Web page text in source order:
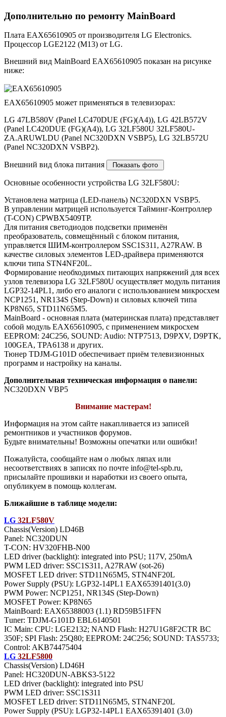
Дополнительно по ремонту MainBoard
Плата EAX65610905 от производителя LG Electronics.
Процессор LGE2122 (M13) от LG.
Внешний вид MainBoard EAX65610905 показан на рисунке
ниже:
EAX65610905 может применяться в телевизорах:
LG 47LB580V (Panel LC470DUE (FG)(A4)), LG 42LB572V
(Panel LC420DUE (FG)(A4)), LG 32LF580U 32LF580U-
ZA.ARUWLDU (Panel NC320DXN VSBP5), LG 32LB572U
(Panel NC320DXN VSBP2).
Внешний вид блока питания
Основные особенности устройства LG 32LF580U:
Установлена матрица (LED-панель) NC320DXN VSBP5.
В управлении матрицей используется Тайминг-Контроллер
(T-CON) CPWBX5409TP.
Для питания светодиодов подсветки применён
преобразователь, совмещённый с блоком питания,
управляется ШИМ-контроллером SSC1S311, A27RAW. В
качестве силовых элементов LED-драйвера применяются
ключи типа STN4NF20L.
Формирование необходимых питающих напряжений для всех
узлов телевизора LG 32LF580U осуществляет модуль питания
LGP32-14PL1, либо его аналоги c использованием микросхем
NCP1251, NR134S (Step-Down) и силовых ключей типа
KP8N65, STD11N65M5.
MainBoard - основная плата (материнская плата) представляет
собой модуль EAX65610905, с применением микросхем
EEPROM: 24C256, SOUND: Audio: NTP7513, D9PXV, D9PTK,
100GEA, TPA6138 и других.
Тюнер TDJM-G101D обеспечивает приём телевизионных
программ и настройку на каналы.
Дополнительная техническая информация о панели:
NC320DXN VBP5
Внимание мастерам!
Информация на этом сайте накапливается из записей
ремонтников и участников форумов.
Будьте внимательны! Возможны опечатки или ошибки!
Пожалуйста, сообщайте нам о любых ляпах или
несоответствиях в записях по почте info@tel-spb.ru,
присылайте прошивки и наработки из своего опыта,
опубликуем в помощь коллегам.
Ближайшие в таблице модели:
LG 32LF580V
Chassis(Version) LD46B
Panel: NC320DUN
T-CON: HV320FHB-N00
LED driver (backlight): integrated into PSU; 117V, 250mA
PWM LED driver: SSC1S311, A27RAW (sot-26)
MOSFET LED driver: STD11N65M5, STN4NF20L
Power Supply (PSU): LGP32-14PL1 EAX65391401(3.0)
PWM Power: NCP1251, NR134S (Step-Down)
MOSFET Power: KP8N65
MainBoard: EAX65388003 (1.1) RD59B51FFN
Тuner: TDJM-G101D EBL6140501
IC Main: CPU: LGE2132; NAND Flash: H27U1G8F2CTR BC
350F; SPI Flash: 25Q80; EEPROM: 24C256; SOUND: TAS5733;
Control: AKB74475404
LG 32LF5800
Chassis(Version) LD46H
Panel: HC320DUN-ABKS3-5122
LED driver (backlight): integrated into PSU
PWM LED driver: SSC1S311
MOSFET LED driver: STD11N65M5, STN4NF20L
Power Supply (PSU): LGP32-14PL1 EAX65391401 (3.0)